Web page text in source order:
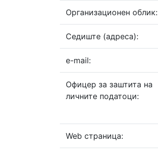
Организационен облик:
Седиште (адреса):
e-mail:
Офицер за заштита на
личните податоци:
Web страница: